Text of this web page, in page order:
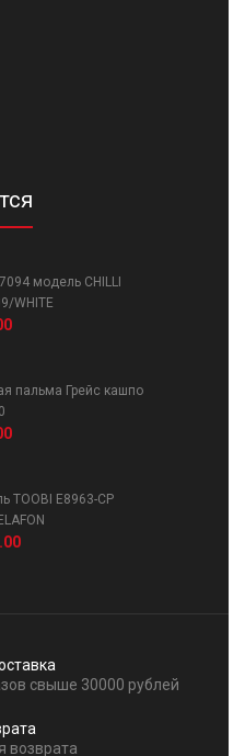
модель CHILLI
WHITE
пальма Грейс кашпо
TOOBI E8963-CP
свыше 30000 рублей
возврата